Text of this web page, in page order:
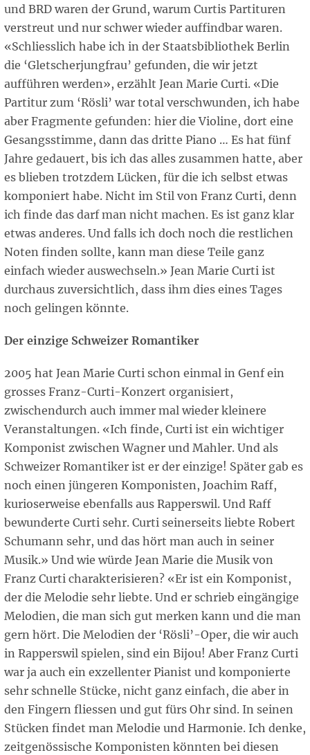
und BRD waren der Grund, warum Curtis Partituren
verstreut und nur schwer wieder auffindbar waren.
«Schliesslich habe ich in der Staatsbibliothek Berlin
die ‘Gletscherjungfrau’ gefunden, die wir jetzt
aufführen werden», erzählt Jean Marie Curti. «Die
Partitur zum ‘Rösli’ war total verschwunden, ich habe
aber Fragmente gefunden: hier die Violine, dort eine
Gesangsstimme, dann das dritte Piano … Es hat fünf
Jahre gedauert, bis ich das alles zusammen hatte, aber
es blieben trotzdem Lücken, für die ich selbst etwas
komponiert habe. Nicht im Stil von Franz Curti, denn
ich finde das darf man nicht machen. Es ist ganz klar
etwas anderes. Und falls ich doch noch die restlichen
Noten finden sollte, kann man diese Teile ganz
einfach wieder auswechseln.» Jean Marie Curti ist
durchaus zuversichtlich, dass ihm dies eines Tages
noch gelingen könnte.
Der einzige Schweizer Romantiker
2005 hat Jean Marie Curti schon einmal in Genf ein
grosses Franz-Curti-Konzert organisiert,
zwischendurch auch immer mal wieder kleinere
Veranstaltungen. «Ich finde, Curti ist ein wichtiger
Komponist zwischen Wagner und Mahler. Und als
Schweizer Romantiker ist er der einzige! Später gab es
noch einen jüngeren Komponisten, Joachim Raff,
kurioserweise ebenfalls aus Rapperswil. Und Raff
bewunderte Curti sehr. Curti seinerseits liebte Robert
Schumann sehr, und das hört man auch in seiner
Musik.» Und wie würde Jean Marie die Musik von
Franz Curti charakterisieren? «Er ist ein Komponist,
der die Melodie sehr liebte. Und er schrieb eingängige
Melodien, die man sich gut merken kann und die man
gern hört. Die Melodien der ‘Rösli’-Oper, die wir auch
in Rapperswil spielen, sind ein Bijou! Aber Franz Curti
war ja auch ein exzellenter Pianist und komponierte
sehr schnelle Stücke, nicht ganz einfach, die aber in
den Fingern fliessen und gut fürs Ohr sind. In seinen
Stücken findet man Melodie und Harmonie. Ich denke,
zeitgenössische Komponisten könnten bei diesen